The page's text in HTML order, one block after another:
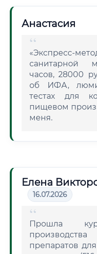
Анастасия
«Экспресс-
санитарной
часов, 28000
об ИФА,
тестах для
пищевом
меня.
Елена
16.07.2026
Прошла
препаратов